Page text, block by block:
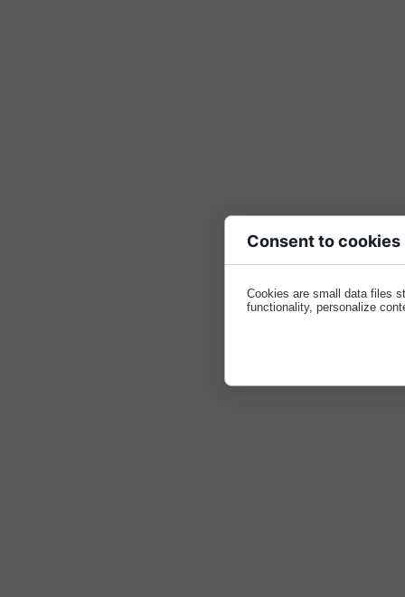
Consent to cookies
Cookies are small data files
functionality, personalize